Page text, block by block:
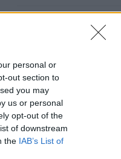
personal or
out section to
you may
us or personal
opt-out of the
of downstream
the IAB’s List of